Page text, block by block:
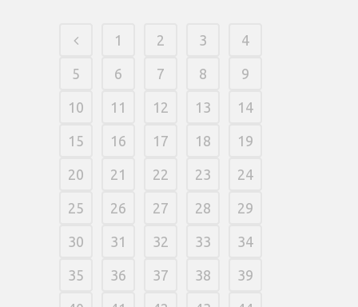
1 2 3 4
5 6 7 8 9
10 11 12 13 14
15 16 17 18 19
20 21 22 23 24
25 26 27 28 29
30 31 32 33 34
35 36 37 38 39